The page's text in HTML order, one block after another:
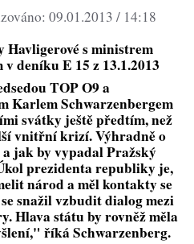
09.01.2013 / 14:18
s ministrem
deníku E 15 z 13.1.2013
TOP O9 a
Karlem Schwarzenbergem
svátky ještě předtím, než
vnitřní krizí. Výhradně o
jak by vypadal Pražský
prezidenta republiky je,
národ a měl kontakty se
snažil vzbudit dialog mezi
Hlava státu by rovněž měla
říká Schwarzenberg.